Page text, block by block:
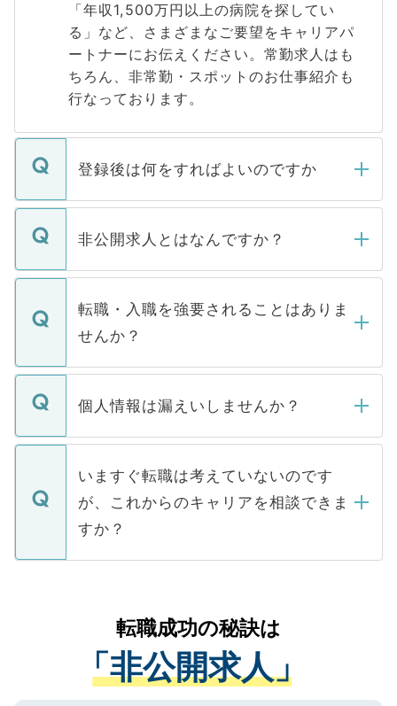
「年収1,500万円以上の病院を探してい
る」など、さまざまなご要望をキャリアパ
ートナーにお伝えください。常勤求人はも
ちろん、非常勤・スポットのお仕事紹介も
行なっております。
登録後は何をすればよいのですか
ご登録いただきましたら、弊社担当者がご
登録内容を確認し、その後メールもしくは
ます。通常、5営業日以内にはご連絡をせて
いただきますので、しばらくお待ちくださ
非公開求人とはなんですか？
マイナビDOCTORで取り扱っている求人の
うち約3割は、Webサイトからご覧いただ
けない「非公開求人」です。非公開求人は
下記の理由によって、一般には公開してい
ません。
■応募殺到を避けるため 人気のある医療機
関を公にしてしまうと、応募が殺到する場
に、医療機関が求める条件に合った人材の
みを人材紹介会社に依頼するケースが増え
ています。
転職・入職を強要されることはありま
せんか？
転職・入職を強要することは一切ありませ
ん。また、仮に応募先から内定をいただい
定を承諾する必要はありません。内定先へ
の辞退の連絡はキャリアパートナーが行い
個人情報は漏えいしませんか？
個人情報が漏えいすることはありませんの
で、ご安心ください。当サイトからの登録
などで収集したご登録者様の個人情報は、
ご本人のキャリアアップおよび転職活動の
支援を目的に使用いたします。お預かりし
ているすべての個人データはご本人の許可
は、個人情報の取り扱いについての厳密な
管理基準を満たした事業者のみに付与され
る、プライバシーマークを取得済みです。
いますぐ転職は考えていないのです
が、これからのキャリアを相談できま
すか？
かがいして、現在の医療機関の状況や紹介
経験をまじえながら、適切なアドバイスを
させていただきます。すぐにご転職をされ
ない方には、長期的なサポートが可能です
転職成功の秘訣は
「非公開求人」